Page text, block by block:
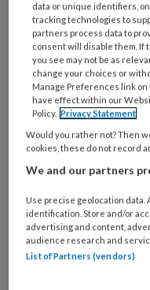
Wat
is
je
e-
mailadres?
* *
Kies
je
wachtwoord*
Kies
je
functie *
Bij
welke
organisatie
werk
Untitled
data or unique identifiers,
tracking technologies to
partners process data to
consent will disable them. If
you see may not be as
change your choices or
Manage Preferences link on
have effect within our
Policy. Privacy Statement
Would you rather not? Then
cookies, these do not record
We and our partners
Use precise geolocation
identification. Store and/or
advertising and content,
audience research and
List of Partners (vendors)